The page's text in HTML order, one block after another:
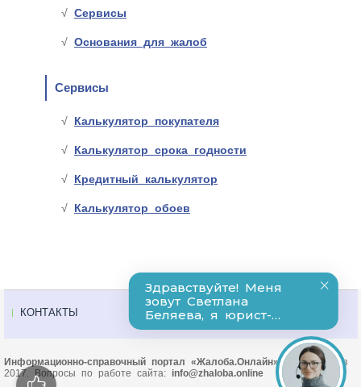
Сервисы
Основания для жалоб
Сервисы
Калькулятор покупателя
Калькулятор срока годности
Кредитный калькулятор
Калькулятор обоев
КОНТАКТЫ
Информационно-справочный портал «Жалоба.Онлайн»© Основан в
2017. Вопросы по работе сайта: info@zhaloba.online